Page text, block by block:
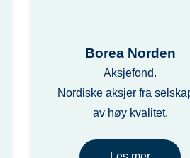
Borea Norden
Aksjefond.
Nordiske aksjer fra
av høy kvalitet.